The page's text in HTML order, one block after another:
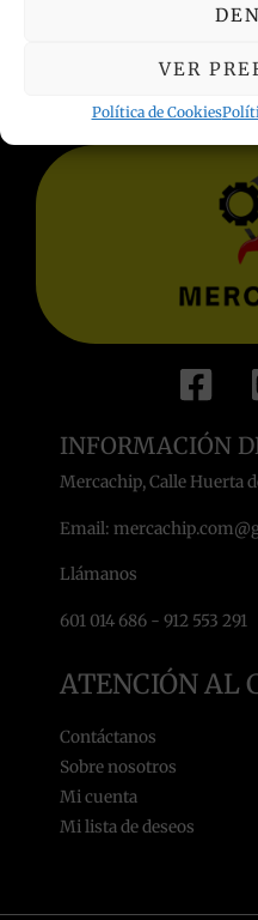
VER
Política de Cookies
Términos y condiciones
Política de Cookies
INFORMACIÓN
Mercachip, Calle Huerta
Email:
Llámanos
601 014 686 - 912 553 291
ATENCIÓN AL
Contáctanos
Sobre nosotros
Mi cuenta
Mi lista de deseos